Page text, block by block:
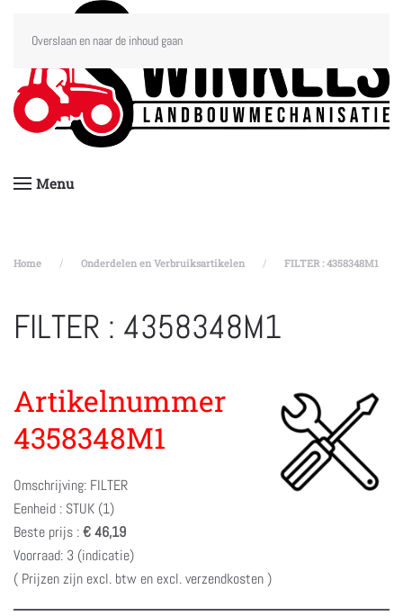
Overslaan en naar de inhoud gaan
Menu
Home Onderdelen en Verbruiksartikelen FILTER : 4358348M1
FILTER : 4358348M1
Artikelnummer
4358348M1
Omschrijving: FILTER
Eenheid : STUK (1)
Beste prijs :€ 46,19
Voorraad: 3 (indicatie)
( Prijzen zijn excl. btw en excl. verzendkosten )